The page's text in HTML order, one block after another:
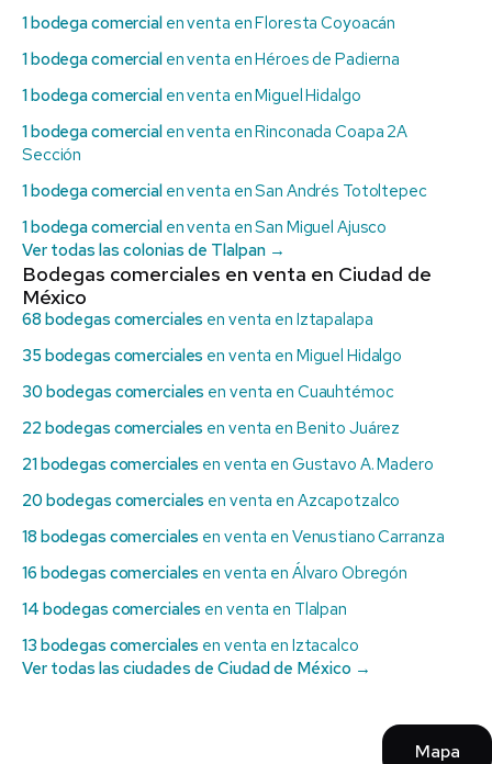
1 bodega comercialen venta en Floresta Coyoacán
1 bodega comercialen venta en Héroes de Padierna
1 bodega comercialen venta en Miguel Hidalgo
1 bodega comercialen venta en Rinconada Coapa 2A
Sección
1 bodega comercialen venta en San Andrés Totoltepec
1 bodega comercialen venta en San Miguel Ajusco
Ver todas las colonias de Tlalpan →
Bodegas comerciales en venta en Ciudad de
México
68 bodegas comerciales en venta en Iztapalapa
35 bodegas comerciales en venta en Miguel Hidalgo
30 bodegas comerciales en venta en Cuauhtémoc
22 bodegas comerciales en venta en Benito Juárez
21 bodegas comerciales en venta en Gustavo A. Madero
20 bodegas comerciales en venta en Azcapotzalco
18 bodegas comerciales en venta en Venustiano Carranza
16 bodegas comerciales en venta en Álvaro Obregón
14 bodegas comerciales en venta en Tlalpan
13 bodegas comerciales en venta en Iztacalco
Ver todas las ciudades de Ciudad de México →
Mapa